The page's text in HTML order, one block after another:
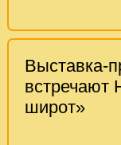
Выставка-
встречают
широт»